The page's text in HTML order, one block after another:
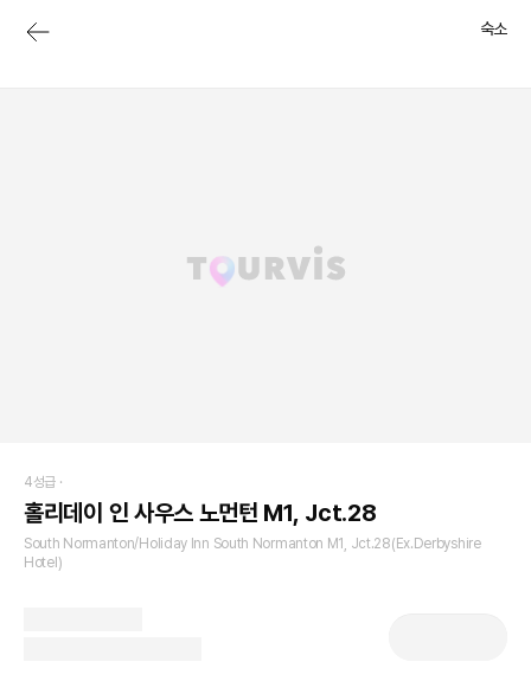
숙소
4성급 ·
홀리데이 인 사우스 노먼턴 M1, Jct.28
South Normanton/Holiday Inn South Normanton M1, Jct.28(Ex.Derbyshire
Hotel)